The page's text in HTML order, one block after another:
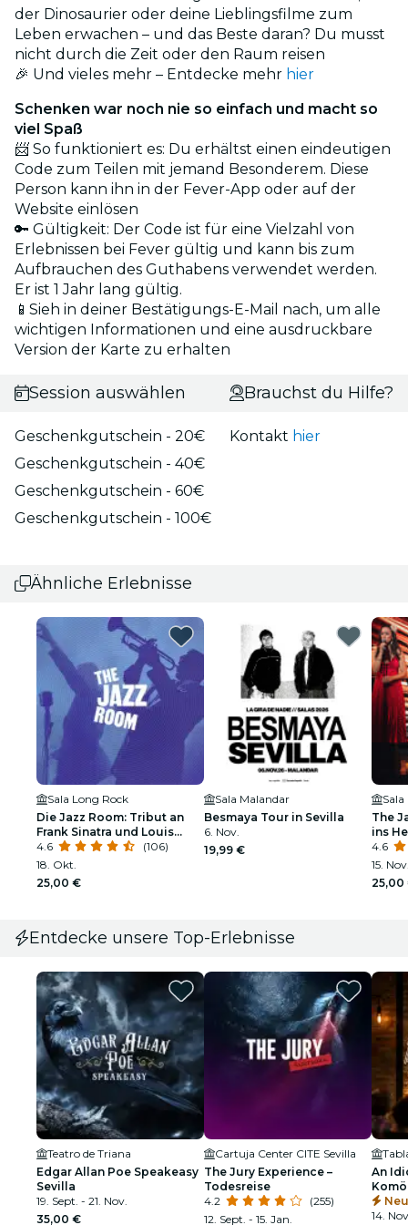
der Dinosaurier oder deine Lieblingsfilme zum
Leben erwachen – und das Beste daran? Du musst
nicht durch die Zeit oder den Raum reisen
🎉 Und vieles mehr – Entdecke mehr hier
Schenken war noch nie so einfach und macht so
viel Spaß
📨 So funktioniert es: Du erhältst einen eindeutigen
Code zum Teilen mit jemand Besonderem. Diese
Person kann ihn in der Fever-App oder auf der
Website einlösen
🔑 Gültigkeit: Der Code ist für eine Vielzahl von
Erlebnissen bei Fever gültig und kann bis zum
Aufbrauchen des Guthabens verwendet werden.
Er ist 1 Jahr lang gültig.
📱Sieh in deiner Bestätigungs-E-Mail nach, um alle
wichtigen Informationen und eine ausdruckbare
Version der Karte zu erhalten
Session auswählen
Geschenkgutschein - 20€
Geschenkgutschein - 40€
Geschenkgutschein - 60€
Geschenkgutschein - 100€
Brauchst du Hilfe?
Kontakt hier
Ähnliche Erlebnisse
Sala Long Rock
Die Jazz Room: Tribut an
Frank Sinatra und Louis
Armstrong
4.6
(106)
18. Okt.
25,00 €
Sala Malandar
Besmaya Tour in Sevilla
6. Nov.
19,99 €
The
ins
4.6
15.
25,00
Entdecke unsere Top-Erlebnisse
Teatro de Triana
Edgar Allan Poe Speakeasy
Sevilla
19. Sept. - 21. Nov.
35,00 €
Cartuja Center CITE Sevilla
The Jury Experience –
Todesreise
4.2
(255)
12. Sept. - 15. Jan.
An
14.